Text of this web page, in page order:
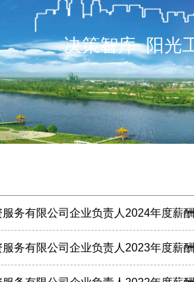
决策智库 阳光
务有限公司企业负责人2024年度薪
务有限公司企业负责人2023年度薪